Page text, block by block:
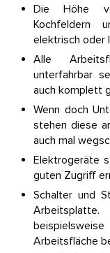
Die Höhe
Kochfeldern
elektrisch oder
Alle
unterfahrbar
auch komplett
Wenn doch
stehen diese
auch mal
Elektrogeräte
guten Zugriff
Schalter und
Arbeitsfläche